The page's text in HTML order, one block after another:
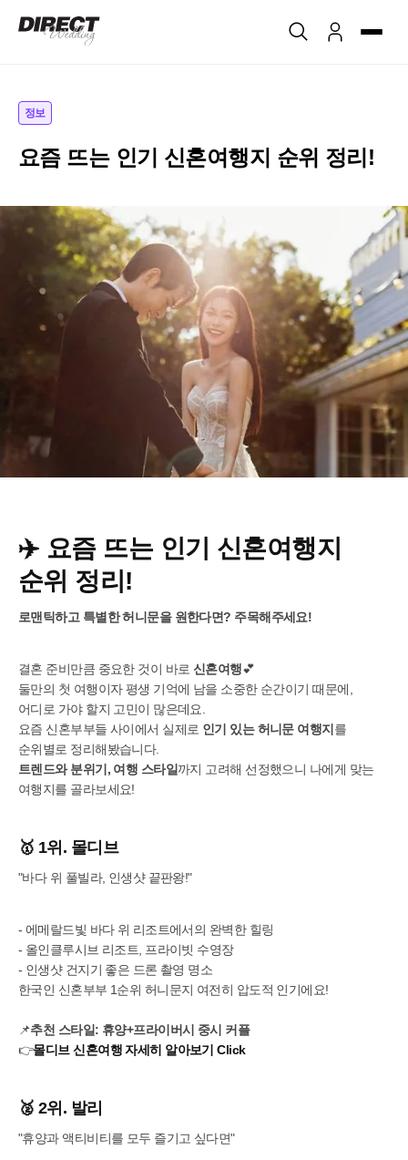
정보
요즘 뜨는 인기 신혼여행지 순위 정리!
✈️ 요즘 뜨는 인기 신혼여행지
순위 정리!
로맨틱하고 특별한 허니문을 원한다면? 주목해주세요!
결혼 준비만큼 중요한 것이 바로 신혼여행💕
둘만의 첫 여행이자 평생 기억에 남을 소중한 순간이기 때문에,
어디로 가야 할지 고민이 많은데요.
요즘 신혼부부들 사이에서 실제로 인기 있는 허니문 여행지 를
순위별로 정리해봤습니다.
트렌드와 분위기, 여행 스타일까지 고려해 선정했으니 나에게 맞는
여행지를 골라보세요!
🥇 1위. 몰디브
"바다 위 풀빌라, 인생샷 끝판왕!"
- 에메랄드빛 바다 위 리조트에서의 완벽한 힐링
- 올인클루시브 리조트, 프라이빗 수영장
- 인생샷 건지기 좋은 드론 촬영 명소
한국인 신혼부부 1순위 허니문지 여전히 압도적 인기에요!
📌추천 스타일: 휴양+프라이버시 중시 커플
👉몰디브 신혼여행 자세히 알아보기 Click
🥈 2위. 발리
"휴양과 액티비티를 모두 즐기고 싶다면"